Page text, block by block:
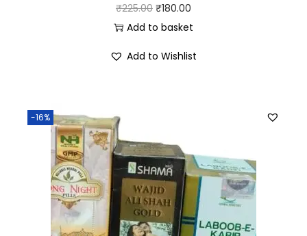
₹225.00 ₹180.00
Add to basket
Add to Wishlist
-16%